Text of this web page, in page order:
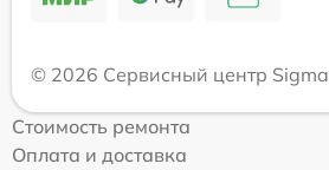
© 2026 Сервисный центр Sigma
Стоимость ремонта
Оплата и доставка